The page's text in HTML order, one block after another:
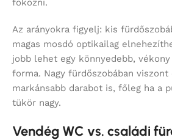
Az arányokra figyelj: kis
magas mosdó optikailag
jobb lehet egy könnyedebb,
forma. Nagy fürdőszobában
markánsabb darabot is, főleg ha a
tükör nagy.
Vendég WC vs. családi